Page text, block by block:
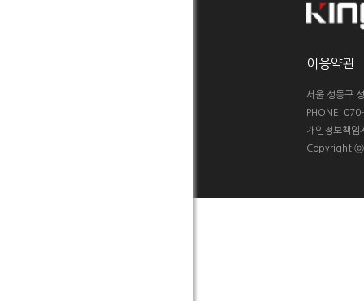
이용약관
서울 성동구
PHONE:
개인정보책
Copyright